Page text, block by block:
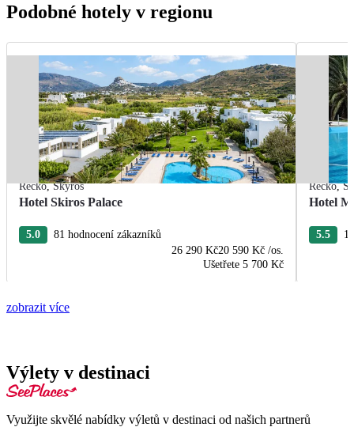
Podobné hotely v regionu
Řecko,Skyros
Hotel Skiros Palace
5.0
81 hodnocení zákazníků
26 290 Kč20 590 Kč /os.
Ušetřete 5 700 Kč
Řecko,
Hotel
5.5
zobrazit více
Výlety v destinaci
Využijte skvělé nabídky výletů v destinaci od našich partnerů